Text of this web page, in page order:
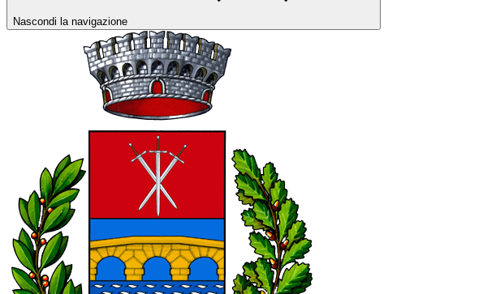
Nascondi la navigazione